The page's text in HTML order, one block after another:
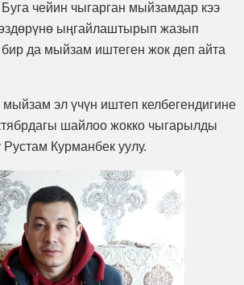
чейин чыгарган мыйзамдар кээ
ыңгайлаштырып жазып
да мыйзам иштеген жок деп айта
мыйзам эл үчүн иштеп келбегендигине
шайлоо жокко чыгарылды
Рустам Курманбек уулу.